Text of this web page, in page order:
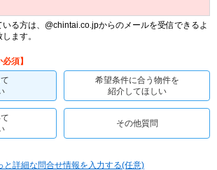
る方は、@chintai.co.jpからのメールを受信できるよ
ます。
必須】
希望条件に合う物件を
紹介してほしい
その他質問
と詳細な問合せ情報を入力する(任意)